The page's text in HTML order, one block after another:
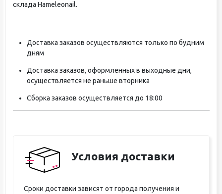
склада Hameleonail.
Доставка заказов осуществляются только по будним
дням
Доставка заказов, оформленных в выходные дни,
осуществляется не раньше вторника
Сборка заказов осуществляется до 18:00
Условия доставки
Сроки доставки зависят от города получения и